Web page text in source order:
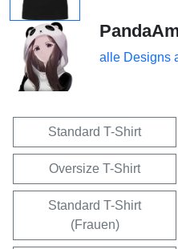
alle Designs
Standard T-Shirt
Oversize T-Shirt
Standard T-Shirt
(Frauen)